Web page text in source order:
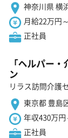
神奈川県 横
月給22万円
正社員
「ヘルパー
ン
リラス訪問介護
東京都 豊島
年収430万
正社員